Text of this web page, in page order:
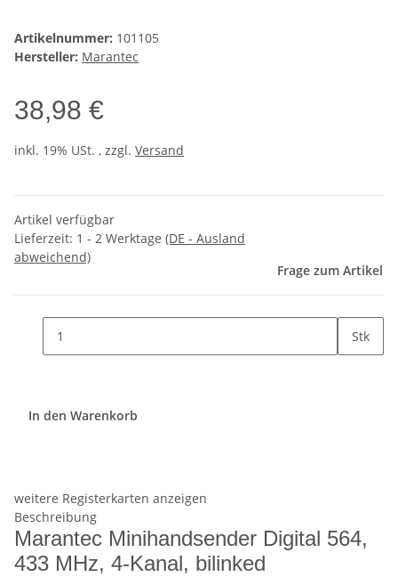
Artikelnummer: 101105
Hersteller: Marantec
38,98 €
inkl. 19% USt. , zzgl. Versand
Artikel verfügbar
Lieferzeit: 1 - 2 Werktage (DE - Ausland
abweichend)
Frage zum Artikel
Stk
In den Warenkorb
weitere Registerkarten anzeigen
Beschreibung
Marantec Minihandsender Digital 564,
433 MHz, 4-Kanal, bilinked